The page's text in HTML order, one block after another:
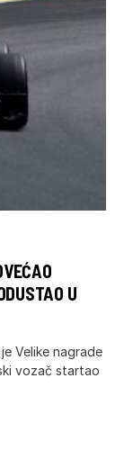
U
Velike nagrade
vozač startao